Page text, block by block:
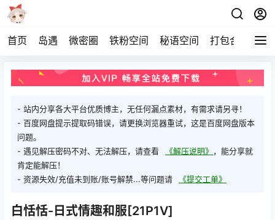
首页 岛遇 微密圈 铁粉空间 秘语空间 打包合集 关
- 站内分享各大平台优质博主，无任何漏点素材，有需求请另寻！
- 百度网盘提示提取码错误，请更换浏览器重试，这是百度网盘版本
问题。
- 遇见解压密码不对、无法解压，请查看
《解压说明》 ，能分享就
肯定能解压！
- 资源失效/充值未到账/账号解禁...等问题请
《提交工单》
白恬恬-日式情趣和服[21P1V]